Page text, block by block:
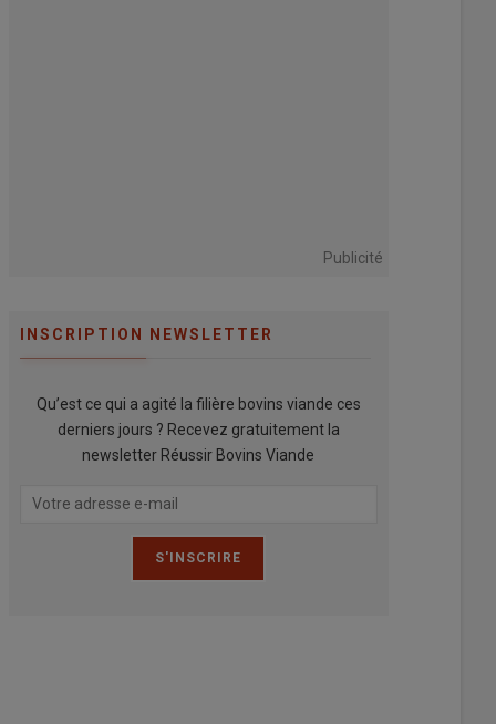
Publicité
INSCRIPTION NEWSLETTER
Qu’est ce qui a agité la filière bovins viande ces
derniers jours ? Recevez gratuitement la
newsletter Réussir Bovins Viande